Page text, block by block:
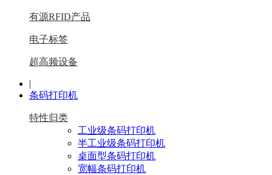
有源RFID产品
电子标签
超高频设备
|
条码打印机
特性归类
工业级条码打印机
半工业级条码打印机
桌面型条码打印机
宽幅条码打印机